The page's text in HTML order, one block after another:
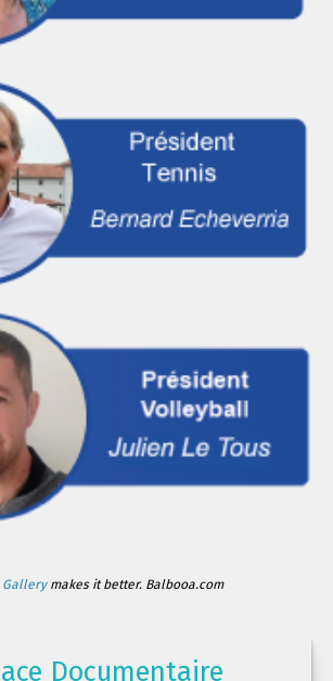
Gallerymakes it better. Balbooa.com
Documentaire